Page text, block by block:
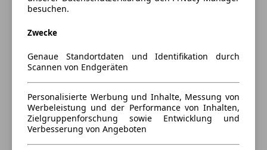
besuchen.
Zwecke
Genaue Standortdaten und Identifikation durch
Scannen von Endgeräten
Personalisierte Werbung und Inhalte, Messung von
Werbeleistung und der Performance von Inhalten,
Zielgruppenforschung sowie Entwicklung und
Verbesserung von Angeboten